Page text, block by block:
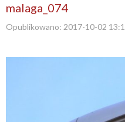
malaga_074
Opublikowano: 2017-10-02